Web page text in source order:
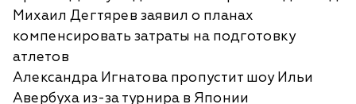
Михаил Дегтярев заявил о планах
компенсировать затраты на подготовку
атлетов
Александра Игнатова пропустит шоу Ильи
Авербуха из-за турнира в Японии